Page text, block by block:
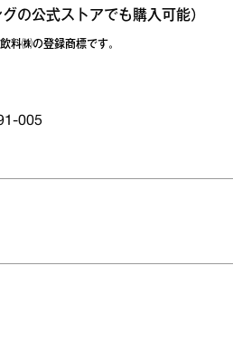
の公式ストアでも購入可能）
料㈱の登録商標です。
005